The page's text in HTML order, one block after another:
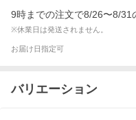
9時までの注文で8/26〜8/31
※休業日は発送されません。
お届け日指定可
バリエーション